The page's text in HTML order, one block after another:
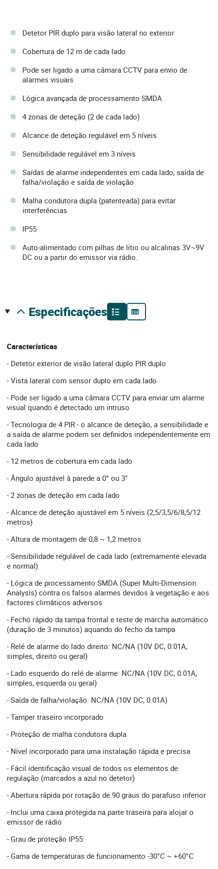
Detetor PIR duplo para visão lateral no exterior
Cobertura de 12 m de cada lado
Pode ser ligado a uma câmara CCTV para envio de
alarmes visuais
Lógica avançada de processamento SMDA
4 zonas de deteção (2 de cada lado)
Alcance de deteção regulável em 5 níveis
Sensibilidade regulável em 3 níveis
Saídas de alarme independentes em cada lado, saída de
falha/violação e saída de violação
Malha condutora dupla (patenteada) para evitar
interferências
IP55
Auto-alimentado com pilhas de lítio ou alcalinas 3V~9V
DC ou a partir do emissor via rádio.
especificações
Características
- Detetor exterior de visão lateral duplo PIR duplo
- Vista lateral com sensor duplo em cada lado
- Pode ser ligado a uma câmara CCTV para enviar um alarme
visual quando é detectado um intruso
- Tecnologia de 4 PIR - o alcance de deteção, a sensibilidade e
a saída de alarme podem ser definidos independentemente em
cada lado
- 12 metros de cobertura em cada lado
- Ângulo ajustável à parede a 0° ou 3°
- 2 zonas de deteção em cada lado
- Alcance de deteção ajustável em 5 níveis (2,5/3,5/6/8,5/12
metros)
- Altura de montagem de 0,8 ~ 1,2 metros
- Sensibilidade regulável de cada lado (extremamente elevada
e normal)
- Lógica de processamento SMDA (Super Multi-Dimension
Analysis) contra os falsos alarmes devidos à vegetação e aos
factores climáticos adversos
- Fecho rápido da tampa frontal e teste de marcha automático
(duração de 3 minutos) aquando do fecho da tampa
- Relé de alarme do lado direito: NC/NA (10V DC, 0.01A,
simples, direito ou geral)
- Lado esquerdo do relé de alarme: NC/NA (10V DC, 0.01A,
simples, esquerda ou geral)
- Saída de falha/violação: NC/NA (10V DC, 0.01A)
- Tamper traseiro incorporado
- Proteção de malha condutora dupla
- Nível incorporado para uma instalação rápida e precisa
- Fácil identificação visual de todos os elementos de
regulação (marcados a azul no detetor)
- Abertura rápida por rotação de 90 graus do parafuso inferior
- Inclui uma caixa protegida na parte traseira para alojar o
emissor de rádio
- Grau de proteção IP55
- Gama de temperaturas de funcionamento -30°C ~ +60°C